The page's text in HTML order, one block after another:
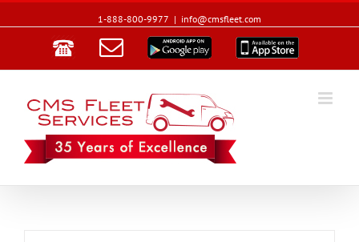
1-888-800-9977 | info@cmsfleet.com
Email
Google
Play
App
Store